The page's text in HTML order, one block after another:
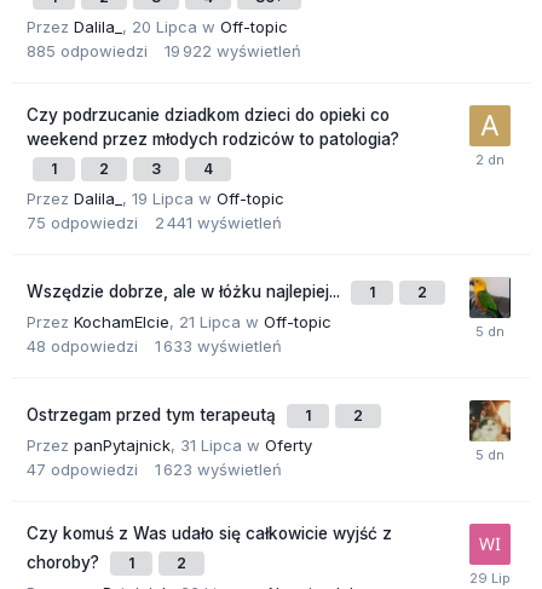
Przez Dalila_ , 20 Lipca w Off-topic
885 odpowiedzi 19 922 wyświetleń
Czy podrzucanie dziadkom dzieci do opieki co
weekend przez młodych rodziców to patologia?
1 2 3 4
Przez Dalila_ , 19 Lipca w Off-topic
75 odpowiedzi 2 441 wyświetleń
Wszędzie dobrze, ale w łóżku najlepiej... 1 2
Przez KochamElcie, 21 Lipca w Off-topic
48 odpowiedzi 1 633 wyświetleń
Ostrzegam przed tym terapeutą 1 2
Przez panPytajnick, 31 Lipca w Oferty
47 odpowiedzi 1 623 wyświetleń
Czy komuś z Was udało się całkowicie wyjść z
choroby?
1 2